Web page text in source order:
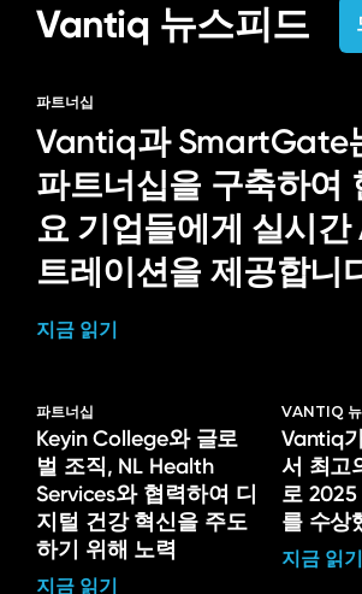
Vantiq 뉴스피드
파트너십
Vantiq과 SmartGate
파트너십을 구축하여
요 기업들에게 실시간
트레이션을 제공합니
지금 읽기
파트너십
Keyin College와 글로
벌 조직, NL Health
Services와 협력하여 디
지털 건강 혁신을 주도
하기 위해 노력
지금 읽기
VANTIQ
Vantiq
서 최고
로
를 수상
지금 읽기